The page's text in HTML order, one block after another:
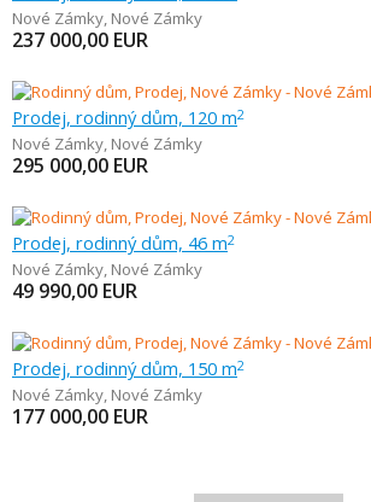
Nové Zámky, Nové Zámky
237 000,00 EUR
Prodej, rodinný dům, 120 m2
Nové Zámky, Nové Zámky
295 000,00 EUR
Prodej, rodinný dům, 46 m2
Nové Zámky, Nové Zámky
49 990,00 EUR
Prodej, rodinný dům, 150 m2
Nové Zámky, Nové Zámky
177 000,00 EUR